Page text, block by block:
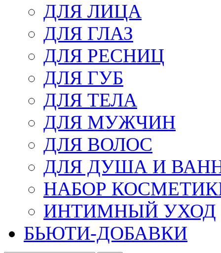
ДЛЯ ЛИЦА
ДЛЯ ГЛАЗ
ДЛЯ РЕСНИЦ
ДЛЯ ГУБ
ДЛЯ ТЕЛА
ДЛЯ МУЖЧИН
ДЛЯ ВОЛОС
ДЛЯ ДУША И
НАБОР
ИНТИМНЫЙ УХОД
БЬЮТИ-ДОБАВКИ